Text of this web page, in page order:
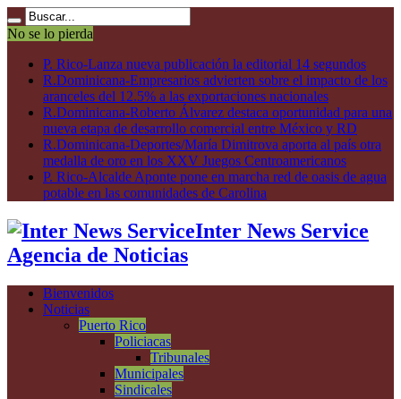
No se lo pierda
P. Rico-Lanza nueva publicación la editorial 14 segundos
R.Dominicana-Empresarios advierten sobre el impacto de los
aranceles del 12.5% a las exportaciones nacionales
R.Dominicana-Roberto Álvarez destaca oportunidad para una
nueva etapa de desarrollo comercial entre México y RD
R.Dominicana-Deportes/María Dimitrova aporta al país otra
medalla de oro en los XXV Juegos Centroamericanos
P. Rico-Alcalde Aponte pone en marcha red de oasis de agua
potable en las comunidades de Carolina
Inter News Service
Agencia de Noticias
Bienvenidos
Noticias
Puerto Rico
Policiacas
Tribunales
Municipales
Sindicales